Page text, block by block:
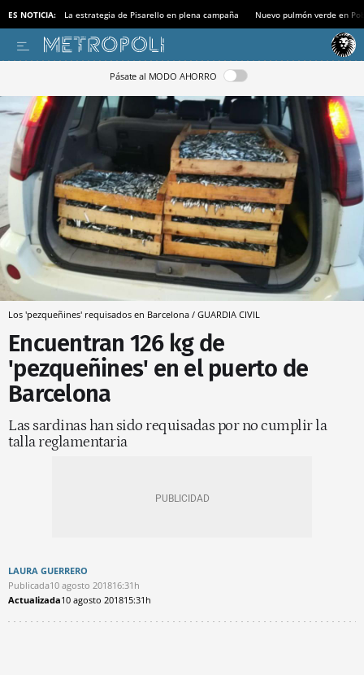
ES NOTICIA: La estrategia de Pisarello en plena campaña Nuevo pulmón verde en
Pásate al MODO AHORRO
Los 'pezqueñines' requisados en Barcelona / GUARDIA CIVIL
Encuentran 126 kg de
'pezqueñines' en el puerto de
Barcelona
Las sardinas han sido requisadas por no cumplir la
talla reglamentaria
LAURA GUERRERO
Publicada10 agosto 201816:31h
Actualizada10 agosto 201815:31h